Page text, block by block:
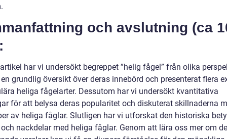
och avslutning (ca
har vi undersökt begreppet ”helig fågel” från olika
grundlig översikt över deras innebörd och presenterat flera
heliga fågelarter. Dessutom har vi undersökt kvantitativa
för att belysa deras popularitet och diskuterat skillnaderna
av heliga fåglar. Slutligen har vi utforskat den historiska
nackdelar med heliga fåglar. Genom att lära oss mer om